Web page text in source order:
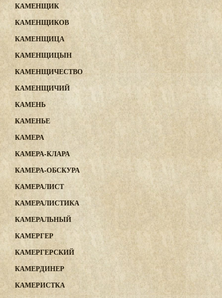
КАМЕНЩИК
КАМЕНЩИКОВ
КАМЕНЩИЦА
КАМЕНЩИЦЫН
КАМЕНЩИЧЕСТВО
КАМЕНЩИЧИЙ
КАМЕНЬ
КАМЕНЬЕ
КАМЕРА
КАМЕРА-КЛАРА
КАМЕРА-ОБСКУРА
КАМЕРАЛИСТ
КАМЕРАЛИСТИКА
КАМЕРАЛЬНЫЙ
КАМЕРГЕР
КАМЕРГЕРСКИЙ
КАМЕРДИНЕР
КАМЕРИСТКА